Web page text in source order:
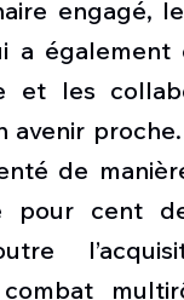
engagé,
a également
et les
avenir
de
pour cent